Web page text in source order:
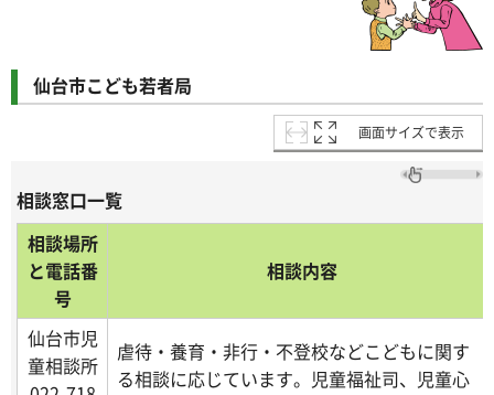
仙台市こども若者局
画面サイズで表示
相談窓口一覧
相談場所
と電話番
号
相談内容
仙台市児
童相談所
虐待・養育・非行・不登校などこどもに関す
る相談に応じています。児童福祉司、児童心